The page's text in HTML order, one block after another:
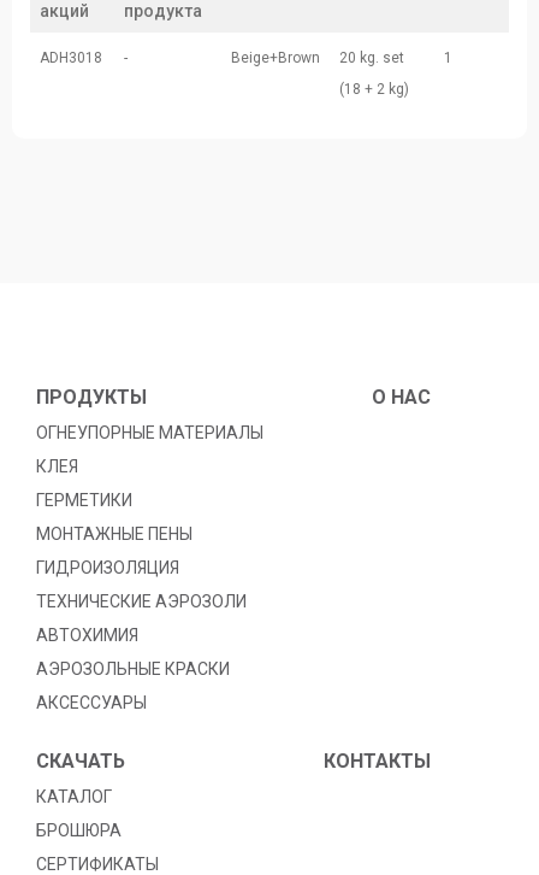
акций
продукта
ADH3018 - Beige+Brown
20 kg. set
(18 + 2 kg)
1
ПРОДУКТЫ
ОГНЕУПОРНЫЕ МАТЕРИАЛЫ
КЛЕЯ
ГЕРМЕТИКИ
МОНТАЖНЫЕ ПЕНЫ
ГИДРОИЗОЛЯЦИЯ
TЕХНИЧЕСКИЕ АЭРОЗОЛИ
АВТОХИМИЯ
АЭРОЗОЛЬНЫЕ КРАСКИ
АКСЕССУАРЫ
O HAC
СКАЧАТЬ
КАТАЛОГ
БРОШЮРА
СЕРТИФИКАТЫ
КОНТАКТЫ